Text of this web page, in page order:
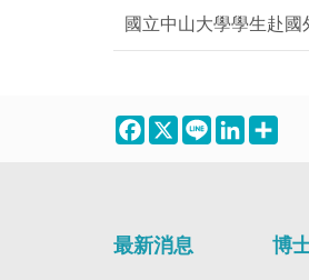
國立中山大學學生赴
Facebook
X Line LinkedIn
最新消息 博